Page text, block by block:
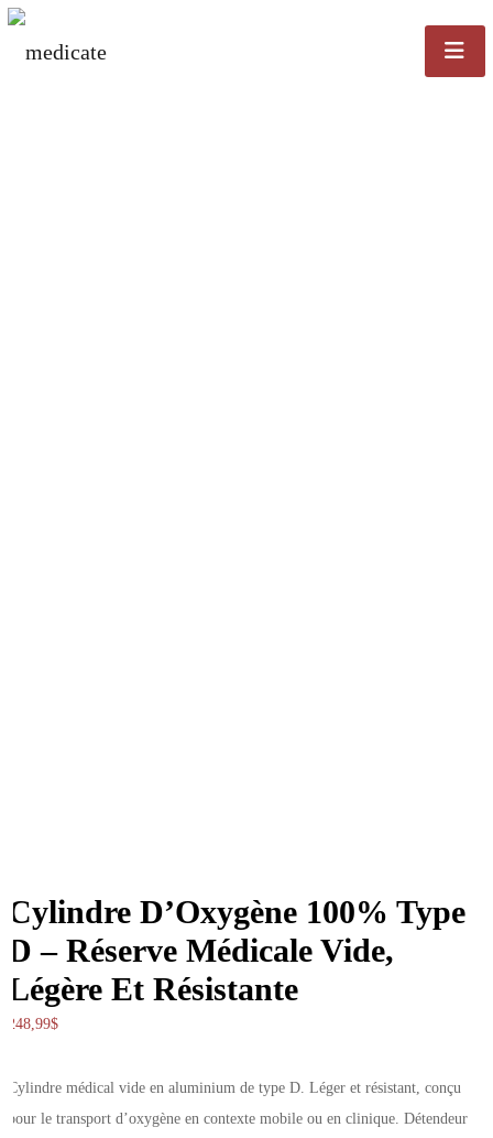
Cylindre D’Oxygène 100% Type
D – Réserve Médicale Vide,
Légère Et Résistante
248,99$
Cylindre médical vide en aluminium de type D. Léger et résistant, conçu
pour le transport d’oxygène en contexte mobile ou en clinique. Détendeur